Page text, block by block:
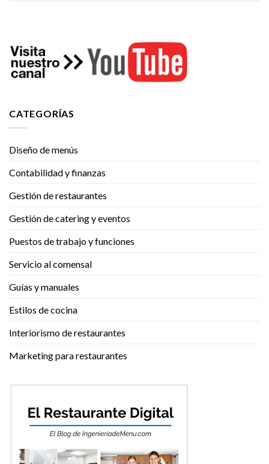
CATEGORÍAS
Diseño de menús
Contabilidad y finanzas
Gestión de restaurantes
Gestión de catering y eventos
Puestos de trabajo y funciones
Servicio al comensal
Guías y manuales
Estilos de cocina
Interiorismo de restaurantes
Marketing para restaurantes